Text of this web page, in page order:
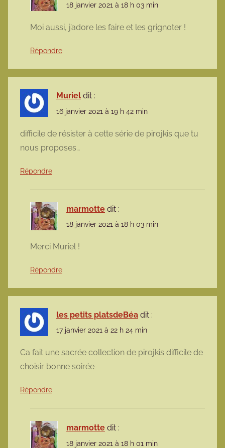
18 janvier 2021 à 18 h 03 min
Moi aussi, j’adore les faire et les grignoter !
Répondre
Muriel dit :
16 janvier 2021 à 19 h 42 min
difficile de résister à cette série de pirojkis que tu
nous proposes…
Répondre
marmotte dit :
18 janvier 2021 à 18 h 03 min
Merci Muriel !
Répondre
les petits platsdeBéa dit :
17 janvier 2021 à 22 h 24 min
Ca fait une sacrée collection de pirojkis difficile de
choisir bonne soirée
Répondre
marmotte dit :
18 janvier 2021 à 18 h 01 min